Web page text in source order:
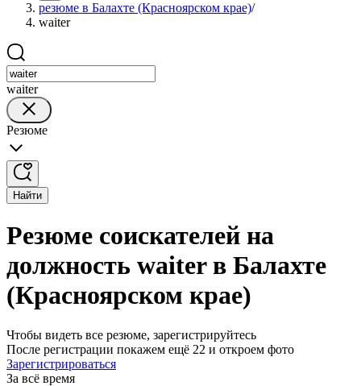
резюме в Балахте (Красноярском крае)/
waiter
waiter
Резюме
Найти
Резюме соискателей на
должность waiter в Балахте
(Красноярском крае)
Чтобы видеть все резюме, зарегистрируйтесь
После регистрации покажем ещё 22 и откроем фото
Зарегистрироваться
За всё время